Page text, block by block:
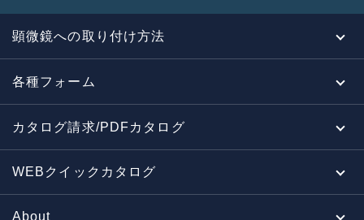
顕微鏡への取り付け方法
各種フォーム
カタログ請求/PDFカタログ
WEBクイックカタログ
About